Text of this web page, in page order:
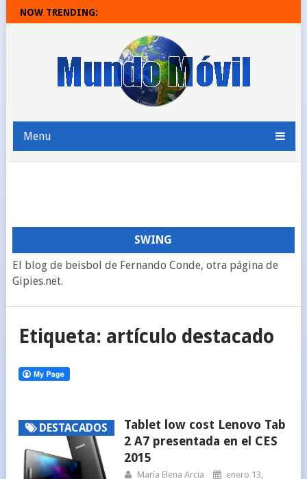
NOW TRENDING:
MENSAJES MÁS EXPRESIVOS NOVEDADES DE ANDROID 7.1
Menu
SWING
El blog de beisbol de Fernando Conde, otra página de
Gipies.net.
Etiqueta: artículo destacado
DESTACADOS
Tablet low cost Lenovo Tab
2 A7 presentada en el CES
2015
María Elena Arcia
enero 13,